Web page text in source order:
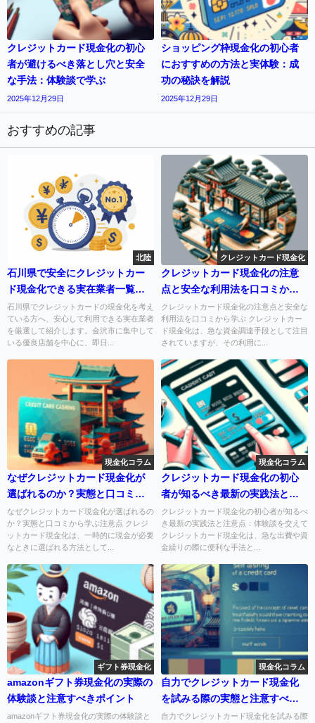
クレジットカード現金化の初心
者が避けるべき落とし穴と安全
な手法：体験談で学ぶ
2025年12月29日
ショッピング枠現金化の初心者
におすすめの方法と実体験：成
功の秘訣を解説
2025年12月29日
おすすめの記事
北陸
石川県で安全にクレジットカー
ド現金化できる実在業者一覧
【金沢中心・即日対応あり】
石川県でクレジットカードの現金化を考え
ている方へ、安心して利用できる実在業者
を厳選して紹介します。金沢市に集中して
いる優良店舗を中心に、即日...
クレジットカード現金化
クレジットカード現金化の注意
点と安全な利用法を口コミから
学ぶ
クレジットカード現金化の注意点と安全な
利用法を口コミから学ぶ クレジットカー
ド現金化は、急な資金調達手段として注目
されていますが、その利用に...
現金化コラム
なぜクレジットカード現金化が
選ばれるのか？実態と口コミか
ら学ぶ注意点
なぜクレジットカード現金化が選ばれるの
か？実態と口コミから学ぶ注意点 クレジ
ットカード現金化は、一時的に現金が必要
なときに選ばれる方法として...
現金化コラム
クレジットカード現金化の初心
者が知るべき最新の実践法と注
意点：体験談を交えて
クレジットカード現金化の初心者が知るべ
き最新の実践法と注意点：体験談を交えて
クレジットカード現金化は、急な出費や資
金繰りの際に便利な手法と...
ギフト券現金化
amazonギフト券現金化の実際の
体験談と注意すべきポイント
amazonギフト券現金化の実際の体験談と
現金化コラム
自力でクレジットカード現金化
を試みる際の実態と注意すべき
ポイント
自力でクレジットカード現金化を試みる際